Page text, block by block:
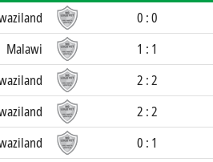
0 : 0
Malawi 1 : 1
2 : 2
2 : 2
0 : 1